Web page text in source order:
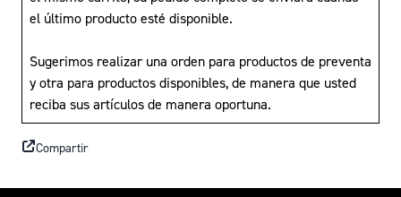
el último producto esté disponible.
Sugerimos realizar una orden para productos de preventa
y otra para productos disponibles, de manera que usted
reciba sus artículos de manera oportuna.
Compartir